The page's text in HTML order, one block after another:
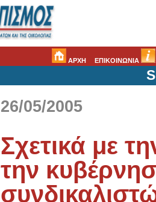
ΑΡΧΗ ΕΠΙΚΟΙΝΩΝΙΑ
26/05/2005
Σχετικά με
την